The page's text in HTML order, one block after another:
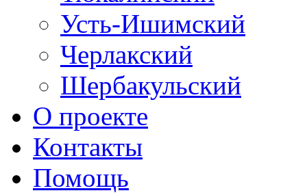
Усть-Ишимский
Черлакский
Шербакульский
О проекте
Контакты
Помощь